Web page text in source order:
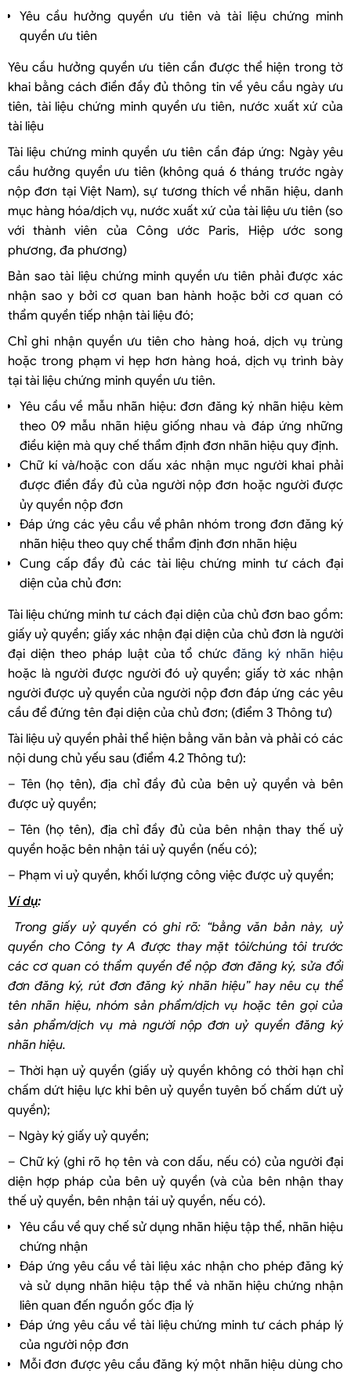
Yêu cầu hưởng quyền ưu tiên và tài liệu chứng minh
quyền ưu tiên
Yêu cầu hưởng quyền ưu tiên cần được thể hiện trong tờ
khai bằng cách điền đầy đủ thông tin về yêu cầu ngày ưu
tiên, tài liệu chứng minh quyền ưu tiên, nước xuất xứ của
tài liệu
Tài liệu chứng minh quyền ưu tiên cần đáp ứng: Ngày yêu
cầu hưởng quyền ưu tiên (không quá 6 tháng trước ngày
nộp đơn tại Việt Nam), sự tương thích về nhãn hiệu, danh
mục hàng hóa/dịch vụ, nước xuất xứ của tài liệu ưu tiên (so
với thành viên của Công ước Paris, Hiệp ước song
phương, đa phương)
Bản sao tài liệu chứng minh quyền ưu tiên phải được xác
nhận sao y bởi cơ quan ban hành hoặc bởi cơ quan có
thẩm quyền tiếp nhận tài liệu đó;
Chỉ ghi nhận quyền ưu tiên cho hàng hoá, dịch vụ trùng
hoặc trong phạm vi hẹp hơn hàng hoá, dịch vụ trình bày
tại tài liệu chứng minh quyền ưu tiên.
Yêu cầu về mẫu nhãn hiệu: đơn đăng ký nhãn hiệu kèm
theo 09 mẫu nhãn hiệu giống nhau và đáp ứng những
điều kiện mà quy chế thẩm định đơn nhãn hiệu quy định.
Chữ kí và/hoặc con dấu xác nhận mục người khai phải
được điền đầy đủ của người nộp đơn hoặc người được
ủy quyền nộp đơn
Đáp ứng các yêu cầu về phân nhóm trong đơn đăng ký
nhãn hiệu theo quy chế thẩm định đơn nhãn hiệu
Cung cấp đầy đủ các tài liệu chứng minh tư cách đại
diện của chủ đơn:
Tài liệu chứng minh tư cách đại diện của chủ đơn bao gồm:
giấy uỷ quyền; giấy xác nhận đại diện của chủ đơn là người
đại diện theo pháp luật của tổ chứcđăng ký nhãn hiệu
hoặc là người được người đó uỷ quyền; giấy tờ xác nhận
người được uỷ quyền của người nộp đơn đáp ứng các yêu
cầu để đứng tên đại diện của chủ đơn; (điểm 3 Thông tư)
Tài liệu uỷ quyền phải thể hiện bằng văn bản và phải có các
nội dung chủ yếu sau (điểm 4.2 Thông tư):
– Tên (họ tên), địa chỉ đầy đủ của bên uỷ quyền và bên
được uỷ quyền;
– Tên (họ tên), địa chỉ đầy đủ của bên nhận thay thế uỷ
quyền hoặc bên nhận tái uỷ quyền (nếu có);
– Phạm vi uỷ quyền, khối lượng công việc được uỷ quyền;
Ví dụ:
Trong giấy uỷ quyền có ghi rõ: “bằng văn bản này, uỷ
quyền cho Công ty A được thay mặt tôi/chúng tôi trước
các cơ quan có thẩm quyền để nộp đơn đăng ký, sửa đổi
đơn đăng ký, rút đơn đăng ký nhãn hiệu” hay nêu cụ thể
tên nhãn hiệu, nhóm sản phẩm/dịch vụ hoặc tên gọi của
sản phẩm/dịch vụ mà người nộp đơn uỷ quyền đăng ký
nhãn hiệu.
– Thời hạn uỷ quyền (giấy uỷ quyền không có thời hạn chỉ
chấm dứt hiệu lực khi bên uỷ quyền tuyên bố chấm dứt uỷ
quyền);
– Ngày ký giấy uỷ quyền;
– Chữ ký (ghi rõ họ tên và con dấu, nếu có) của người đại
diện hợp pháp của bên uỷ quyền (và của bên nhận thay
thế uỷ quyền, bên nhận tái uỷ quyền, nếu có).
Yêu cầu về quy chế sử dụng nhãn hiệu tập thể, nhãn hiệu
chứng nhận
Đáp ứng yêu cầu về tài liệu xác nhận cho phép đăng ký
và sử dụng nhãn hiệu tập thể và nhãn hiệu chứng nhận
liên quan đến nguồn gốc địa lý
Đáp ứng yêu cầu về tài liệu chứng minh tư cách pháp lý
của người nộp đơn
Mỗi đơn được yêu cầu đăng ký một nhãn hiệu dùng cho